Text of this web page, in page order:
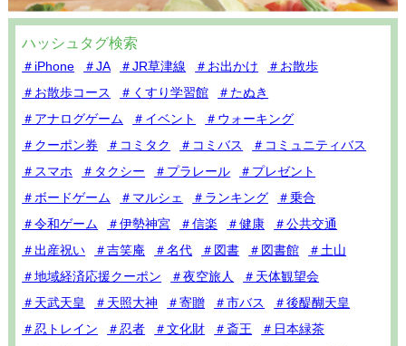
ハッシュタグ検索
＃iPhone ＃JA ＃JR草津線 ＃お出かけ
＃お散歩
＃お散歩コース
＃くすり学習館
＃たぬき
＃アナログゲーム
＃イベント
＃ウォーキング
＃クーポン券
＃コミタク ＃コミバス
＃コミュニティバス
＃スマホ
＃タクシー ＃プラレール
＃プレゼント
＃ボードゲーム
＃マルシェ ＃ランキング
＃乗合
＃令和ゲーム
＃伊勢神宮 ＃信楽 ＃健康
＃公共交通
＃出産祝い
＃吉笑庵 ＃名代 ＃図書 ＃図書館
＃土山
＃地域経済応援クーポン
＃夜空旅人
＃天体観望会
＃天武天皇
＃天照大神 ＃寄贈 ＃市バス
＃後醍醐天皇
＃忍トレイン
＃忍者 ＃文化財 ＃斎王
＃日本緑茶